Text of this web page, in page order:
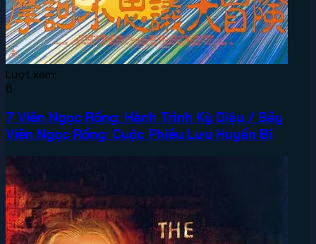
Lượt xem:
6
7 Viên Ngọc Rồng: Hành Trình Kỳ Diệu / Bảy
Viên Ngọc Rồng: Cuộc Phiêu Lưu Huyền Bí